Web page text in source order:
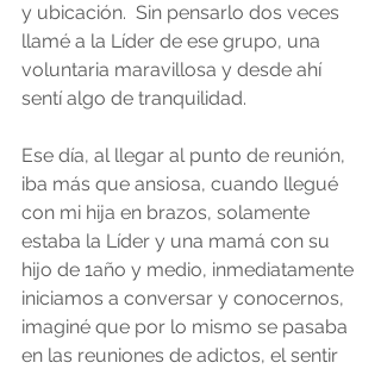
y ubicación.  Sin pensarlo dos veces
llamé a la Líder de ese grupo, una
voluntaria maravillosa y desde ahí
sentí algo de tranquilidad.
Ese día, al llegar al punto de reunión,
iba más que ansiosa, cuando llegué
con mi hija en brazos, solamente
estaba la Líder y una mamá con su
hijo de 1año y medio, inmediatamente
iniciamos a conversar y conocernos,
imaginé que por lo mismo se pasaba
en las reuniones de adictos, el sentir